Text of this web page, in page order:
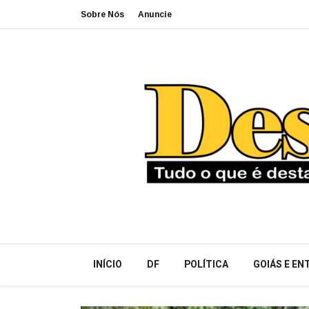
Sobre Nós Anuncie
INÍCIO DF POLÍTICA GOIÁS E